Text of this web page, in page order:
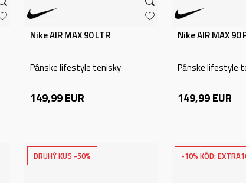
Nike AIR MAX 90 LTR
Pánske lifestyle tenisky
149,99EUR
Nike AIR MAX 90
Pánske lifestyle
149,99EUR
DRUHÝ KUS -50% -10% KÓD: